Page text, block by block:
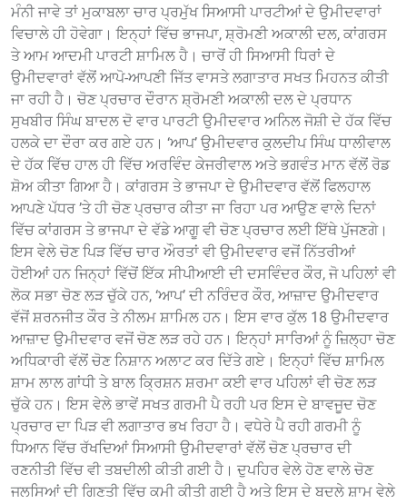
ਮੰਨੀ ਜਾਵੇ ਤਾਂ ਮੁਕਾਬਲਾ ਚਾਰ ਪ੍ਰਮੁੱਖ ਸਿਆਸੀ ਪਾਰਟੀਆਂ ਦੇ ਉਮੀਦਵਾਰਾਂ
ਵਿਚਾਲੇ ਹੀ ਹੋਵੇਗਾ। ਇਨ੍ਹਾਂ ਵਿੱਚ ਭਾਜਪਾ, ਸ਼੍ਰੋਮਣੀ ਅਕਾਲੀ ਦਲ, ਕਾਂਗਰਸ
ਤੇ ਆਮ ਆਦਮੀ ਪਾਰਟੀ ਸ਼ਾਮਿਲ ਹੈ। ਚਾਰੋਂ ਹੀ ਸਿਆਸੀ ਧਿਰਾਂ ਦੇ
ਉਮੀਦਵਾਰਾਂ ਵੱਲੋਂ ਆਪੋ-ਆਪਣੀ ਜਿੱਤ ਵਾਸਤੇ ਲਗਾਤਾਰ ਸਖਤ ਮਿਹਨਤ ਕੀਤੀ
ਜਾ ਰਹੀ ਹੈ। ਚੋਣ ਪ੍ਰਚਾਰ ਦੌਰਾਨ ਸ਼੍ਰੋਮਣੀ ਅਕਾਲੀ ਦਲ ਦੇ ਪ੍ਰਧਾਨ
ਸੁਖਬੀਰ ਸਿੰਘ ਬਾਦਲ ਦੋ ਵਾਰ ਪਾਰਟੀ ਉਮੀਦਵਾਰ ਅਨਿਲ ਜੋਸ਼ੀ ਦੇ ਹੱਕ ਵਿੱਚ
ਹਲਕੇ ਦਾ ਦੌਰਾ ਕਰ ਗਏ ਹਨ। ‘ਆਪ’ ਉਮੀਦਵਾਰ ਕੁਲਦੀਪ ਸਿੰਘ ਧਾਲੀਵਾਲ
ਦੇ ਹੱਕ ਵਿੱਚ ਹਾਲ ਹੀ ਵਿੱਚ ਅਰਵਿੰਦ ਕੇਜਰੀਵਾਲ ਅਤੇ ਭਗਵੰਤ ਮਾਨ ਵੱਲੋਂ ਰੋਡ
ਸ਼ੋਅ ਕੀਤਾ ਗਿਆ ਹੈ। ਕਾਂਗਰਸ ਤੇ ਭਾਜਪਾ ਦੇ ਉਮੀਦਵਾਰ ਵੱਲੋਂ ਫਿਲਹਾਲ
ਆਪਣੇ ਪੱਧਰ ’ਤੇ ਹੀ ਚੋਣ ਪ੍ਰਚਾਰ ਕੀਤਾ ਜਾ ਰਿਹਾ ਪਰ ਆਉਣ ਵਾਲੇ ਦਿਨਾਂ
ਵਿੱਚ ਕਾਂਗਰਸ ਤੇ ਭਾਜਪਾ ਦੇ ਵੱਡੇ ਆਗੂ ਵੀ ਚੋਣ ਪ੍ਰਚਾਰ ਲਈ ਇੱਥੇ ਪੁੱਜਣਗੇ।
ਇਸ ਵੇਲੇ ਚੋਣ ਪਿੜ ਵਿੱਚ ਚਾਰ ਔਰਤਾਂ ਵੀ ਉਮੀਦਵਾਰ ਵਜੋਂ ਨਿੱਤਰੀਆਂ
ਹੋਈਆਂ ਹਨ ਜਿਨ੍ਹਾਂ ਵਿੱਚੋਂ ਇੱਕ ਸੀਪੀਆਈ ਦੀ ਦਸਵਿੰਦਰ ਕੌਰ, ਜੋ ਪਹਿਲਾਂ ਵੀ
ਲੋਕ ਸਭਾ ਚੋਣ ਲੜ ਚੁੱਕੇ ਹਨ, ‘ਆਪ’ ਦੀ ਨਰਿੰਦਰ ਕੌਰ, ਆਜ਼ਾਦ ਉਮੀਦਵਾਰ
ਵੱਜੋਂ ਸ਼ਰਨਜੀਤ ਕੌਰ ਤੇ ਨੀਲਮ ਸ਼ਾਮਿਲ ਹਨ। ਇਸ ਵਾਰ ਕੁੱਲ 18 ਉਮੀਦਵਾਰ
ਆਜ਼ਾਦ ਉਮੀਦਵਾਰ ਵਜੋਂ ਚੋਣ ਲੜ ਰਹੇ ਹਨ। ਇਨ੍ਹਾਂ ਸਾਰਿਆਂ ਨੂੰ ਜ਼ਿਲ੍ਹਾ ਚੋਣ
ਅਧਿਕਾਰੀ ਵੱਲੋਂ ਚੋਣ ਨਿਸ਼ਾਨ ਅਲਾਟ ਕਰ ਦਿੱਤੇ ਗਏ। ਇਨ੍ਹਾਂ ਵਿੱਚ ਸ਼ਾਮਿਲ
ਸ਼ਾਮ ਲਾਲ ਗਾਂਧੀ ਤੇ ਬਾਲ ਕ੍ਰਿਸ਼ਨ ਸ਼ਰਮਾ ਕਈ ਵਾਰ ਪਹਿਲਾਂ ਵੀ ਚੋਣ ਲੜ
ਚੁੱਕੇ ਹਨ। ਇਸ ਵੇਲੇ ਭਾਵੇਂ ਸਖਤ ਗਰਮੀ ਪੈ ਰਹੀ ਪਰ ਇਸ ਦੇ ਬਾਵਜੂਦ ਚੋਣ
ਪ੍ਰਚਾਰ ਦਾ ਪਿੜ ਵੀ ਲਗਾਤਾਰ ਭਖ ਰਿਹਾ ਹੈ। ਵਧੇਰੇ ਪੈ ਰਹੀ ਗਰਮੀ ਨੂੰ
ਧਿਆਨ ਵਿੱਚ ਰੱਖਦਿਆਂ ਸਿਆਸੀ ਉਮੀਦਵਾਰਾਂ ਵੱਲੋਂ ਚੋਣ ਪ੍ਰਚਾਰ ਦੀ
ਰਣਨੀਤੀ ਵਿੱਚ ਵੀ ਤਬਦੀਲੀ ਕੀਤੀ ਗਈ ਹੈ। ਦੁਪਹਿਰ ਵੇਲੇ ਹੋਣ ਵਾਲੇ ਚੋਣ
ਜਲਸਿਆਂ ਦੀ ਗਿਣਤੀ ਵਿੱਚ ਕਮੀ ਕੀਤੀ ਗਈ ਹੈ ਅਤੇ ਇਸ ਦੇ ਬਦਲੇ ਸ਼ਾਮ ਵੇਲੇ